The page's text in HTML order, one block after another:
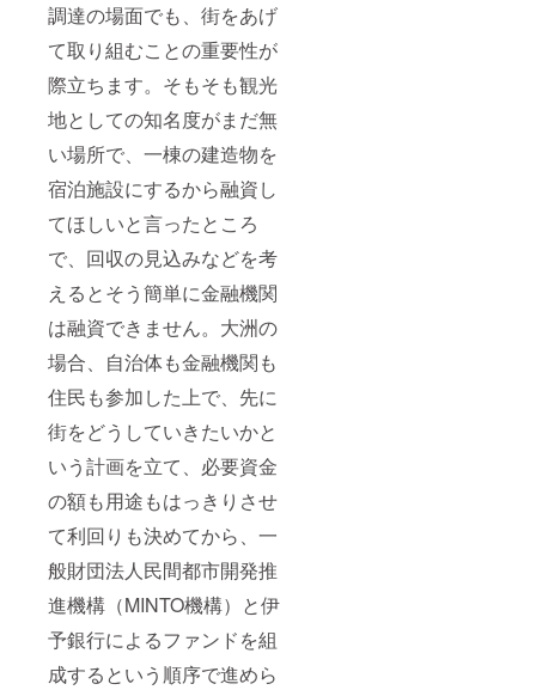
調達の場面でも、街をあげ
て取り組むことの重要性が
際立ちます。そもそも観光
地としての知名度がまだ無
い場所で、一棟の建造物を
宿泊施設にするから融資し
てほしいと言ったところ
で、回収の見込みなどを考
えるとそう簡単に金融機関
は融資できません。大洲の
場合、自治体も金融機関も
住民も参加した上で、先に
街をどうしていきたいかと
いう計画を立て、必要資金
の額も用途もはっきりさせ
て利回りも決めてから、一
般財団法人民間都市開発推
進機構（MINTO機構）と伊
予銀行によるファンドを組
成するという順序で進めら